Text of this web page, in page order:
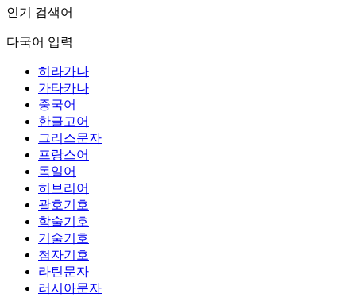
인기 검색어
다국어 입력
히라가나
가타카나
중국어
한글고어
그리스문자
프랑스어
독일어
히브리어
괄호기호
학술기호
기술기호
첨자기호
라틴문자
러시아문자